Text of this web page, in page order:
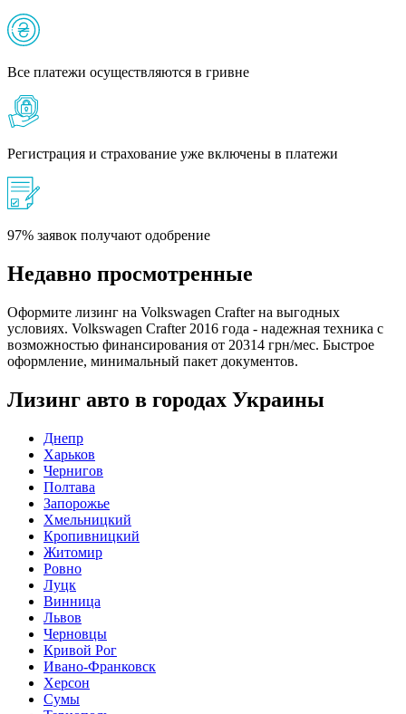
Все платежи осуществляются в гривне
Регистрация и страхование уже включены в платежи
97% заявок получают одобрение
Недавно просмотренные
Оформите лизинг на Volkswagen Crafter на выгодных
условиях. Volkswagen Crafter 2016 года - надежная техника с
возможностью финансирования от 20314 грн/мес. Быстрое
оформление, минимальный пакет документов.
Лизинг авто в городах Украины
Днепр
Харьков
Чернигов
Полтава
Запорожье
Хмельницкий
Кропивницкий
Житомир
Ровно
Луцк
Винница
Львов
Черновцы
Кривой Рог
Ивано-Франковск
Херсон
Сумы